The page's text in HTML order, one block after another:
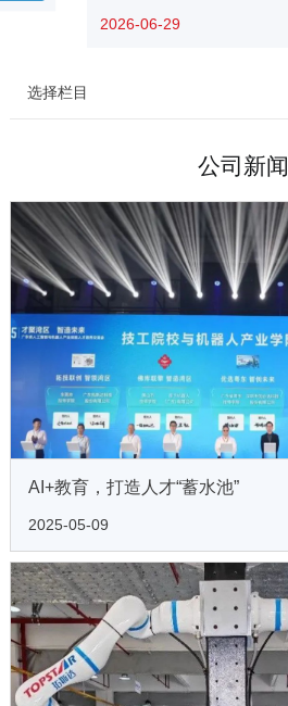
2026-06-29
选择栏目
公司新闻
AI+教育，打造人才“蓄水池”
2025-05-09